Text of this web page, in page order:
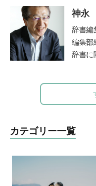
て活動
られた
クをい
クコレ
察し
神
辞書編
編集部
辞書に
（時
に悩ま
十七年
の語彙
選ぶ
社）
ば知
カテゴリー一覧